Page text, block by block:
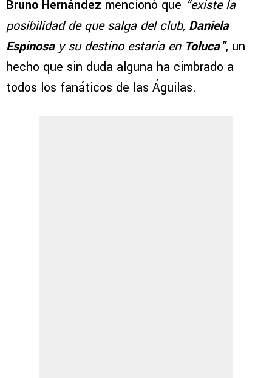
Bruno Hernández mencionó que “existe la
posibilidad de que salga del club, Daniela
Espinosay su destino estaría en Toluca”, un
hecho que sin duda alguna ha cimbrado a
todos los fanáticos de las Águilas.